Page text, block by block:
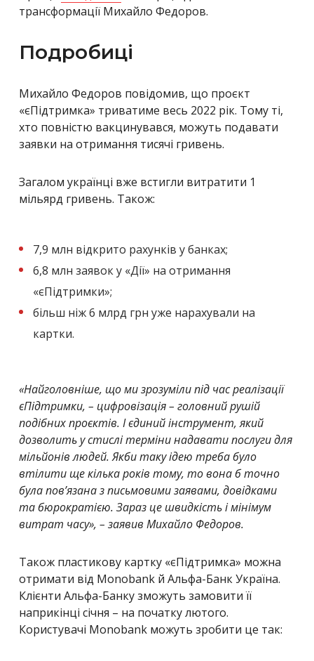
трансформації Михайло Федоров.
Подробиці
Михайло Федоров повідомив, що проєкт
«єПідтримка» триватиме весь 2022 рік. Тому ті,
хто повністю вакцинувався, можуть подавати
заявки на отримання тисячі гривень.
Загалом українці вже встигли витратити 1
мільярд гривень. Також:
7,9 млн відкрито рахунків у банках;
6,8 млн заявок у «Дії» на отримання
«єПідтримки»;
більш ніж 6 млрд грн уже нарахували на
картки.
«Найголовніше, що ми зрозуміли під час реалізації
єПідтримки, – цифровізація – головний рушій
подібних проєктів. І єдиний інструмент, який
дозволить у стислі терміни надавати послуги для
мільйонів людей. Якби таку ідею треба було
втілити ще кілька років тому, то вона б точно
була пов’язана з письмовими заявами, довідками
та бюрократією. Зараз це швидкість і мінімум
витрат часу», – заявив Михайло Федоров.
Також пластикову картку «єПідтримка» можна
отримати від Monobank й Альфа-Банк Україна.
Клієнти Альфа-Банку зможуть замовити її
наприкінці січня – на початку лютого.
Користувачі Monobank можуть зробити це так: